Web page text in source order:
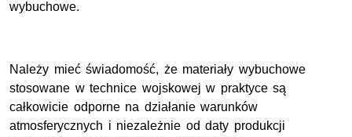
wybuchowe.
Należy mieć świadomość, że materiały wybuchowe
stosowane w technice wojskowej w praktyce są
całkowicie odporne na działanie warunków
atmosferycznych i niezależnie od daty produkcji